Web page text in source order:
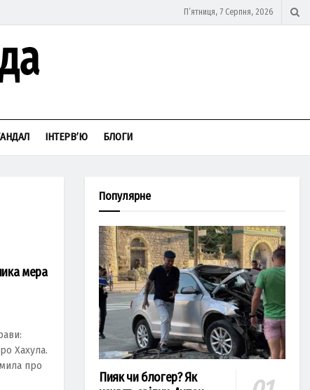
П’ятниця, 7 Серпня, 2026
ІНТЕРВ’Ю БЛОГИ
мера
Хахула.
про
Популярне
Пияк чи блогер? Як